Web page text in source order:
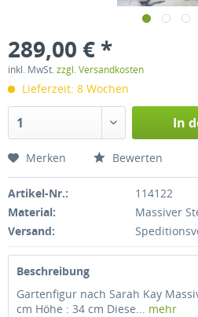
289,00 € *
inkl. MwSt.zzgl. Versandkosten
Lieferzeit: 8 Wochen
In
Merken Bewerten
Artikel-Nr.:
114122
Material:
Massiver
Versand:
Beschreibung
Gartenfigur nach Sarah Kay
cm Höhe : 34 cm Diese... mehr